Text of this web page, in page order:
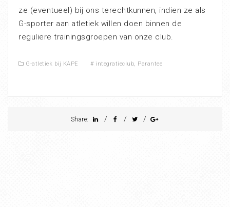
ze (eventueel) bij ons terechtkunnen, indien ze als
G-sporter aan atletiek willen doen binnen de
reguliere trainingsgroepen van onze club.
G-atletiek bij KAPE # integratieclub Parantee
Share: / / /